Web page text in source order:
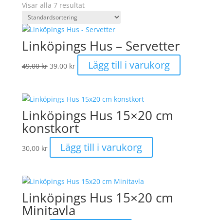
Visar alla 7 resultat
Linköpings Hus – Servetter
49,00kr Det
ursprungliga
var:
39,00 kr
nuvarande
är:
Lägg till i varukorg
Linköpings Hus 15×20 cm
konstkort
30,00 kr Lägg till i varukorg
Linköpings Hus 15×20 cm
Minitavla